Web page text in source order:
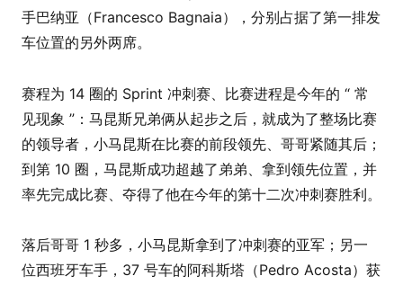
手巴纳亚（Francesco Bagnaia），分别占据了第一排发
车位置的另外两席。
赛程为 14 圈的 Sprint 冲刺赛、比赛进程是今年的 “ 常
见现象 ”：马昆斯兄弟俩从起步之后，就成为了整场比赛
的领导者，小马昆斯在比赛的前段领先、哥哥紧随其后；
到第 10 圈，马昆斯成功超越了弟弟、拿到领先位置，并
率先完成比赛、夺得了他在今年的第十二次冲刺赛胜利。
落后哥哥 1 秒多，小马昆斯拿到了冲刺赛的亚军；另一
位西班牙车手，37 号车的阿科斯塔（Pedro Acosta）获